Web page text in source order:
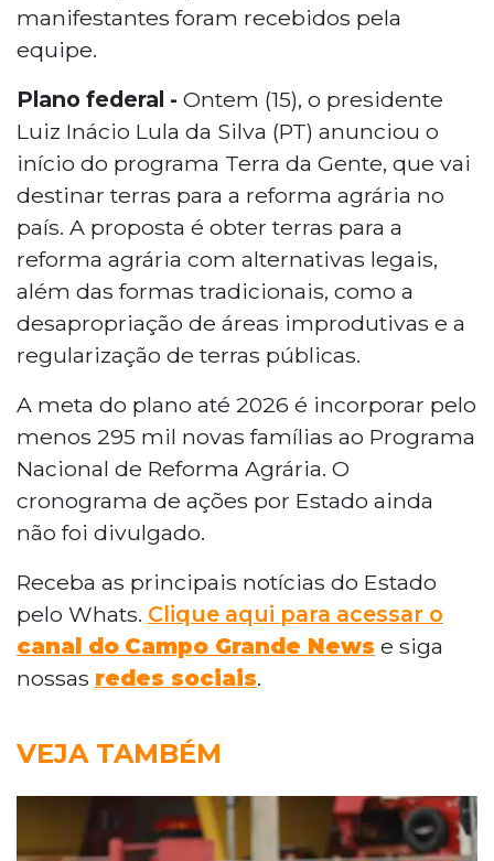
manifestantes foram recebidos pela
equipe.
Plano federal - Ontem (15), o presidente
Luiz Inácio Lula da Silva (PT) anunciou o
início do programa Terra da Gente, que vai
destinar terras para a reforma agrária no
país. A proposta é obter terras para a
reforma agrária com alternativas legais,
além das formas tradicionais, como a
desapropriação de áreas improdutivas e a
regularização de terras públicas.
A meta do plano até 2026 é incorporar pelo
menos 295 mil novas famílias ao Programa
Nacional de Reforma Agrária. O
cronograma de ações por Estado ainda
não foi divulgado.
Receba as principais notícias do Estado
pelo Whats. Clique aqui para acessar o
canal do Campo Grande News e siga
nossas redes sociais.
VEJA TAMBÉM